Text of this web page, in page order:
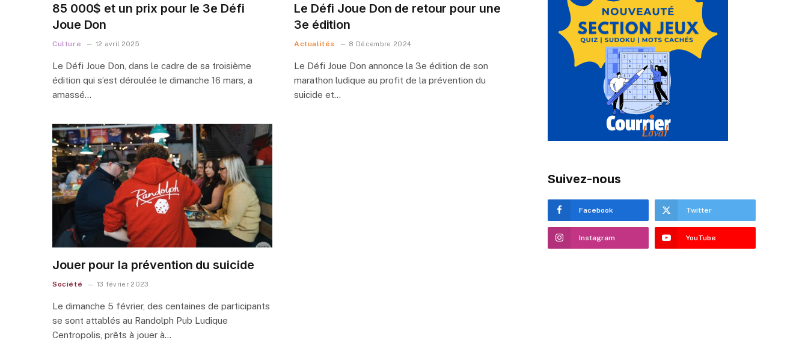
85 000$ et un prix pour le 3e Défi
Joue Don
Culture 12 avril 2025
Le Défi Joue Don, dans le cadre de sa troisième
édition qui s’est déroulée le dimanche 16 mars, a
amassé…
Le Défi Joue Don de retour pour une
3e édition
Actualités 8 Décembre 2024
Le Défi Joue Don annonce la 3e édition de son
marathon ludique au profit de la prévention du
suicide et…
Jouer pour la prévention du suicide
Société 13 février 2023
Le dimanche 5 février, des centaines de participants
se sont attablés au Randolph Pub Ludique
Centropolis, prêts à jouer à…
Suivez-nous
Facebook Twitter
Instagram YouTube